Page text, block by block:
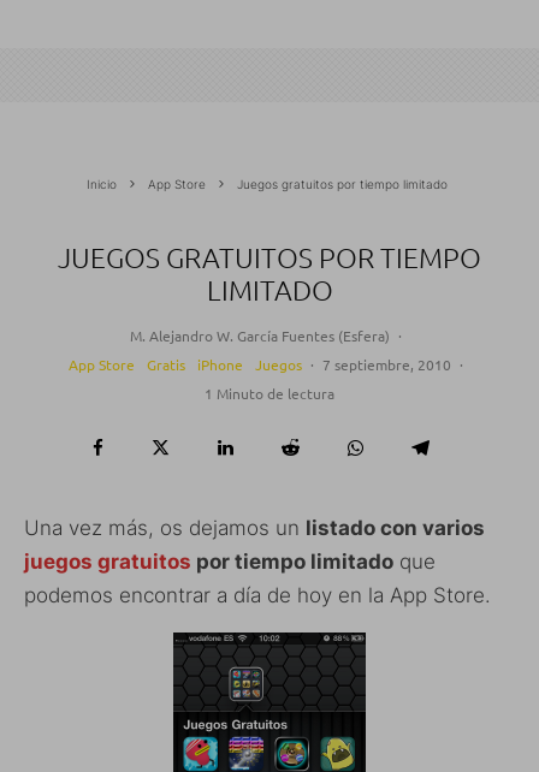
Inicio App Store Juegos gratuitos por tiempo limitado
JUEGOS GRATUITOS POR TIEMPO
LIMITADO
M. Alejandro W. García Fuentes (Esfera) ·
App Store
Gratis iPhone Juegos · 7 septiembre, 2010 ·
1 Minuto de lectura
Una vez más, os dejamos un listado con varios
juegos gratuitos por tiempo limitado que
podemos encontrar a día de hoy en la App Store.